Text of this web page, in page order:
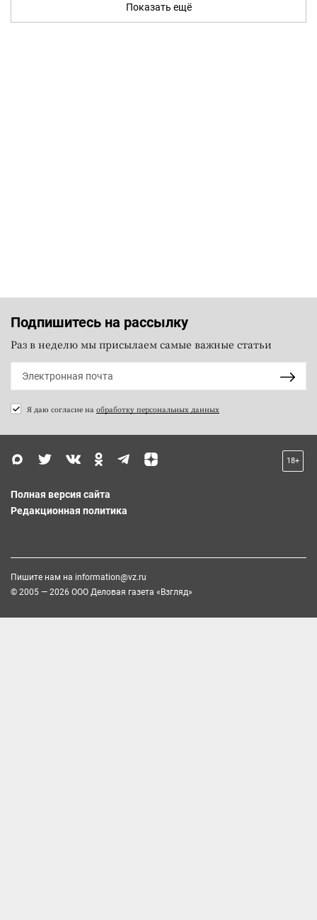
Показать ещё
Подпишитесь на рассылку
Раз в неделю мы присылаем самые важные статьи
Я даю согласие на обработку персональных данных
18+
Полная версия сайта
Редакционная политика
Пишите нам на information@vz.ru
© 2005 — 2026 ООО Деловая газета «Взгляд»